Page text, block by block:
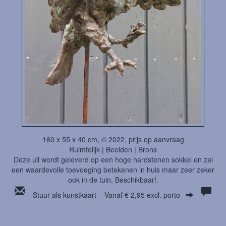
160 x 55 x 40 cm, © 2022, prijs op aanvraag
Ruimtelijk | Beelden | Brons
Deze uil wordt geleverd op een hoge hardstenen sokkel en zal
een waardevolle toevoeging betekenen in huis maar zeer zeker
ook in de tuin. Beschikbaar!.
Stuur als kunstkaart Vanaf € 2,95 excl. porto